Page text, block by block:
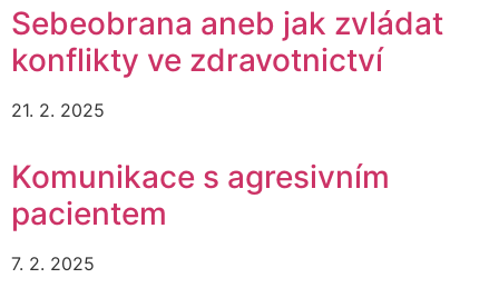
Sebeobrana aneb jak zvládat
konflikty ve zdravotnictví
21. 2. 2025
Komunikace s agresivním
pacientem
7. 2. 2025